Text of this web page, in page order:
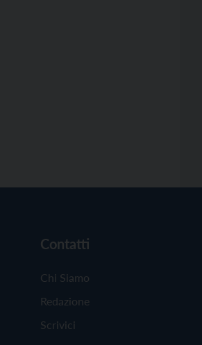
Contatti
Chi Siamo
Redazione
Scrivici